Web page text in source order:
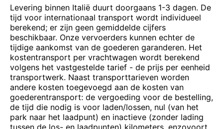
Levering binnen Italië duurt doorgaans 1-3 dagen. De
tijd voor internationaal transport wordt individueel
berekend; er zijn geen gemiddelde cijfers
beschikbaar. Onze vervoerders kunnen echter de
tijdige aankomst van de goederen garanderen. Het
kostentransport per vrachtwagen wordt berekend
volgens het vastgestelde tarief - de prijs per eenheid
transportwerk. Naast transporttarieven worden
andere kosten toegevoegd aan de kosten van
goederentransport: de vergoeding voor de bestelling,
de tijd die nodig is voor laden/lossen, nul (van het
park naar het laadpunt) en inactieve (zonder lading
tussen de los- en laadpunten) kilometers, enzovoort.